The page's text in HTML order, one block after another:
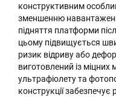
конструктивним
зменшенню
підняття платформи
цьому підвищується
ризик відриву або
виготовлений із міцних
ультрафіолету та
конструкції